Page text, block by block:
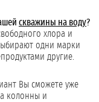
скважины на воду?
хлора и
одни марки
другие.
Вы сможете уже
колонны и